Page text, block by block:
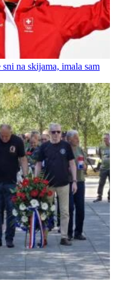
na skijama, imala sam